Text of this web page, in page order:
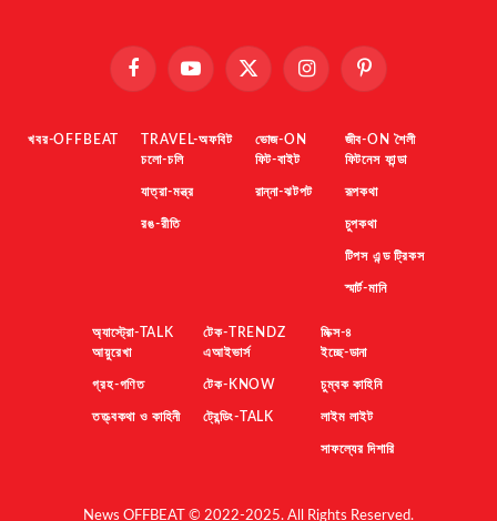
FacebookYouTube X
InstagramPinterest
খবর-OFFBEAT
TRAVEL-অফবিট
চলো-চলি
যাত্রা-মন্ত্র
রঙ-রীতি
ভোজ-ON
ফিট-বাইট
রান্না-ঝটপট
জীব-ON শৈলী
ফিটনেস ফান্ডা
রূপকথা
চুপকথা
টিপস এন্ড ট্রিকস
স্মার্ট-মানি
অ্যাস্ট্রো-TALK
আয়ুরেখা
গ্রহ-গণিত
তত্ত্বকথা ও কাহিনী
টেক-TRENDZ
এআইভার্স
টেক-KNOW
ট্রেন্ডিং-TALK
মিক্স-৪
ইচ্ছে-ডানা
চুম্বক কাহিনি
লাইম লাইট
সাফল্যের দিশারি
News OFFBEAT © 2022-2025. All Rights Reserved.